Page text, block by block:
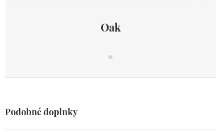
Oak
Oak
Podobné doplnky